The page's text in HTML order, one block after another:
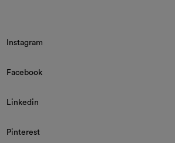
Instagram
Facebook
Linkedin
Pinterest